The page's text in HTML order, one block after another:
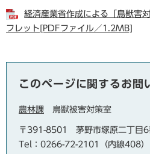
経済産業省作成による「鳥獣害
フレット[PDFファイル／1.2MB]
このページに関するお問
農林課 鳥獣被害対策室
〒391-8501
茅野市塚原二丁目
Tel：0266-72-2101（内線408）